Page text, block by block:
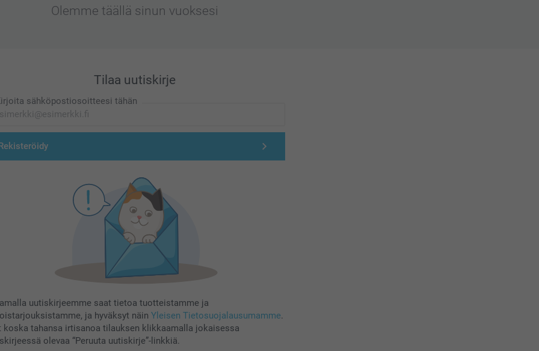
Olemme täällä sinun vuoksesi
Tilaa uutiskirje
sähköpostiosoitteesi tähän
uutiskirjeemme saat tietoa tuotteistamme ja
ja hyväksyt näin Yleisen Tietosuojalausumamme.
koska tahansa irtisanoa tilauksen klikkaamalla jokaisessa
olevaa “Peruuta uutiskirje”-linkkiä.